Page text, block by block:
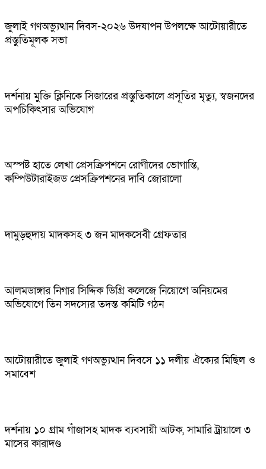
জুলাই গণঅভ্যুত্থান দিবস-২০২৬ উদযাপন উপলক্ষে আটোয়ারীতে
প্রস্তুতিমূলক সভা
দর্শনায় মুক্তি ক্লিনিকে সিজারের প্রস্তুতিকালে প্রসূতির মৃত্যু, স্বজনদের
অপচিকিৎসার অভিযোগ
অস্পষ্ট হাতে লেখা প্রেসক্রিপশনে রোগীদের ভোগান্তি,
কম্পিউটারাইজড প্রেসক্রিপশনের দাবি জোরালো
দামুড়হুদায় মাদকসহ ৩ জন মাদকসেবী গ্রেফতার
আলমডাঙ্গার নিগার সিদ্দিক ডিগ্রি কলেজে নিয়োগে অনিয়মের
অভিযোগে তিন সদস্যের তদন্ত কমিটি গঠন
আটোয়ারীতে জুলাই গণঅভ্যুত্থান দিবসে ১১ দলীয় ঐক্যের মিছিল ও
সমাবেশ
দর্শনায় ১০ গ্রাম গাঁজাসহ মাদক ব্যবসায়ী আটক, সামারি ট্রায়ালে ৩
মাসের কারাদণ্ড